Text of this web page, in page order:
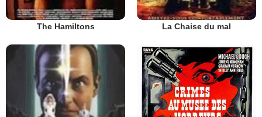
The Hamiltons La Chaise du mal